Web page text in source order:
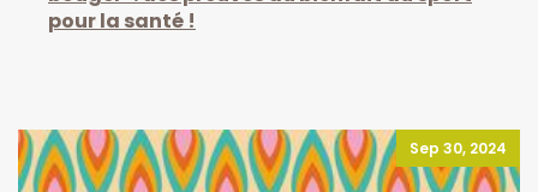
pour la santé !
Sep 30, 2024